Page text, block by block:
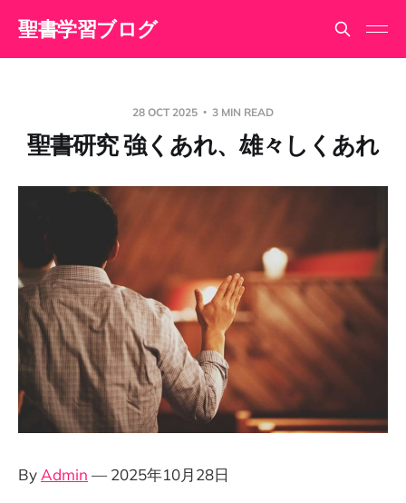
聖書学習ブログ
28 OCT 2025 3 MIN READ
聖書研究 強くあれ、雄々しくあれ
By Admin — 2025年10月28日